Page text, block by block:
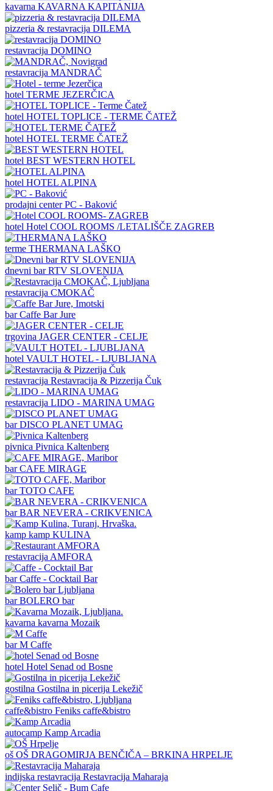
kavarna KAVARNA KAPITANIJA
pizzeria & restavracija DILEMA
restavracija DOMINO
restavracija MANDRAČ
hotel TERME JEZERČICA
hotel HOTEL TOPLICE - TERME ČATEŽ
hotel HOTEL TERME ČATEŽ
hotel BEST WESTERN HOTEL
hotel HOTEL ALPINA
prodajni centerPC - Baković
hotel Hotel COOL ROOMS /LETALIŠČE ZAGREB
terme THERMANA LAŠKO
dnevni barRTV SLOVENIJA
restavracija CMOKAČ
barCaffe Bar Jure
trgovina JAGER CENTER - CELJE
hotel VAULT HOTEL - LJUBLJANA
restavracija Restavracija & Pizzerija Čuk
restavracija LIDO - MARINA UMAG
barDISCO PLANET UMAG
pivnica Pivnica Kaltenberg
barCAFE MIRAGE
barTOTO CAFE
barBAR NEVERA - CRIKVENICA
kamp kamp KULINA
restavracija AMFORA
barCaffe - Cocktail Bar
barBOLERO bar
kavarna kavarna Mozaik
barM Caffe
hotel Hotel Senad od Bosne
gostilna Gostilna in picerija Lekežič
caffe&bistro Feniks caffe&bistro
autocamp Kamp Arcadia
oš OŠ DRAGOMIRJA BENČIČA – BRKINA HRPELJE
indijska restavracija Restavracija Maharaja